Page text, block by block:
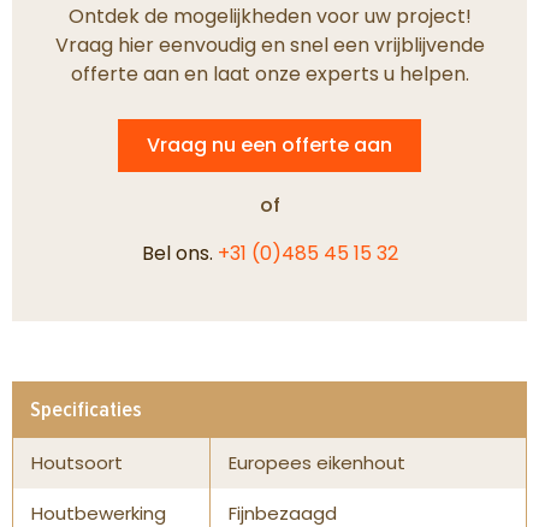
Specificaties
Houtsoort
Europees eikenhout
Houtbewerking
Fijnbezaagd
Ontdek de mogelijkheden voor uw project!
Vraag hier eenvoudig en snel een vrijblijvende
offerte aan en laat onze experts u helpen.
Vraag nu een offerte aan
of
Bel ons. +31 (0)485 45 15 32